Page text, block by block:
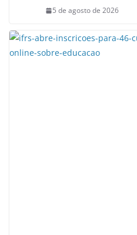
5 de agosto de 2026